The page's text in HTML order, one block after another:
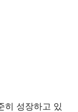
히 성장하고 있